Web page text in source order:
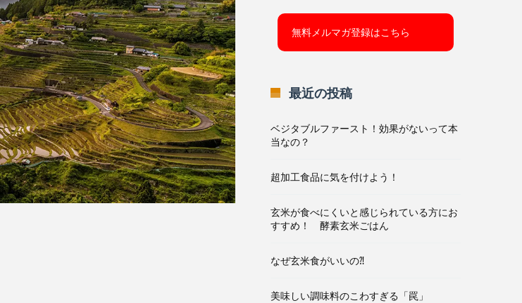
無料メルマガ登録はこちら
最近の投稿
ベジタブルファースト！効果がないって本
当なの？
超加工食品に気を付けよう！
玄米が食べにくいと感じられている方にお
すすめ！ 酵素玄米ごはん
なぜ玄米食がいいの⁈
美味しい調味料のこわすぎる「罠」